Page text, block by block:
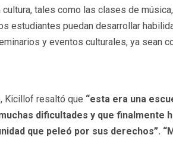
cultura, tales como las clases de
estudiantes puedan desarrollar
y eventos culturales, ya sean
Kicillof resaltó que “esta era una
dificultades y que finalmente
que peleó por sus derechos”.